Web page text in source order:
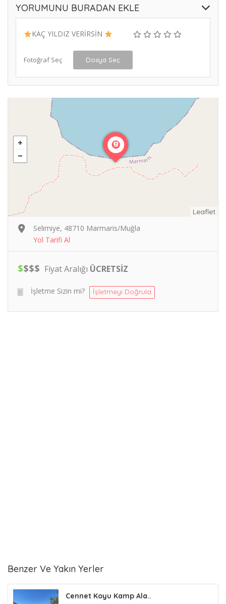
YORUMUNU BURADAN EKLE
KAÇ YILDIZ VERİRSİN
Fotoğraf Seç Dosya Seç
Leaflet
Selimiye, 48710 Marmaris/Muğla
Yol Tarifi Al
$$$$ Fiyat Aralığı ÜCRETSİZ
İşletme Sizin mi? İşletmeyi Doğrula
Benzer Ve Yakın Yerler
Cennet Koyu Kamp Ala..